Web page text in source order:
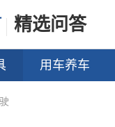
精选问答
用车养车